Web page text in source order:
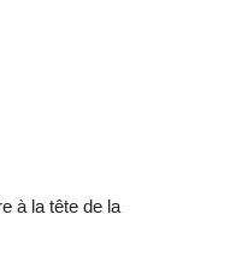
à la tête de la